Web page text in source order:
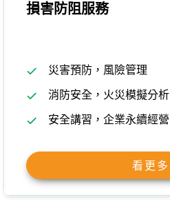
損害防阻服務
災害預防，風險管理
消防安全，火災模擬分析
安全講習，企業永續經營
看更多